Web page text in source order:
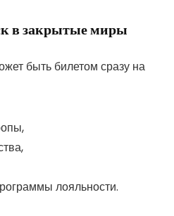
в закрытые миры
быть билетом сразу на
лояльности.